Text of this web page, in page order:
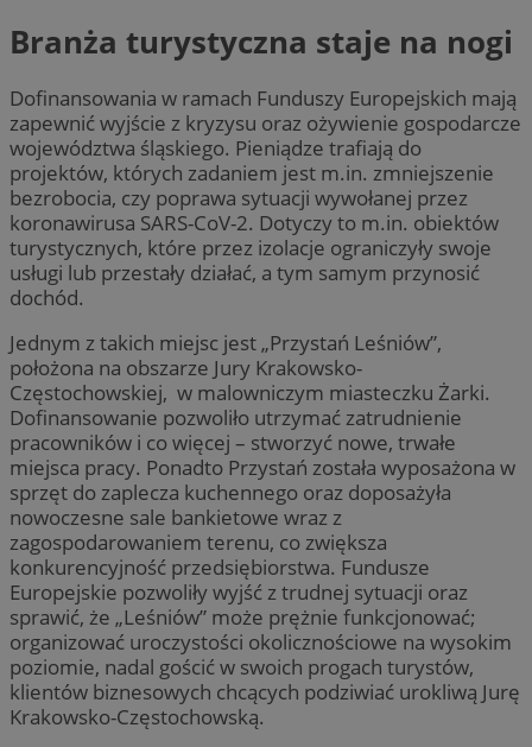
Branża turystyczna staje na nogi
Dofinansowania w ramach Funduszy Europejskich mają
zapewnić wyjście z kryzysu oraz ożywienie gospodarcze
województwa śląskiego. Pieniądze trafiają do
projektów, których zadaniem jest m.in. zmniejszenie
bezrobocia, czy poprawa sytuacji wywołanej przez
koronawirusa SARS-CoV-2. Dotyczy to m.in. obiektów
turystycznych, które przez izolacje ograniczyły swoje
usługi lub przestały działać, a tym samym przynosić
dochód.
Jednym z takich miejsc jest „Przystań Leśniów”,
położona na obszarze Jury Krakowsko-
Częstochowskiej, w malowniczym miasteczku Żarki.
Dofinansowanie pozwoliło utrzymać zatrudnienie
pracowników i co więcej – stworzyć nowe, trwałe
miejsca pracy. Ponadto Przystań została wyposażona w
sprzęt do zaplecza kuchennego oraz doposażyła
nowoczesne sale bankietowe wraz z
zagospodarowaniem terenu, co zwiększa
konkurencyjność przedsiębiorstwa. Fundusze
Europejskie pozwoliły wyjść z trudnej sytuacji oraz
sprawić, że „Leśniów” może prężnie funkcjonować;
organizować uroczystości okolicznościowe na wysokim
poziomie, nadal gościć w swoich progach turystów,
klientów biznesowych chcących podziwiać urokliwą Jurę
Krakowsko-Częstochowską.